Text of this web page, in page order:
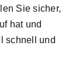
Sie sicher,
hat und
schnell und